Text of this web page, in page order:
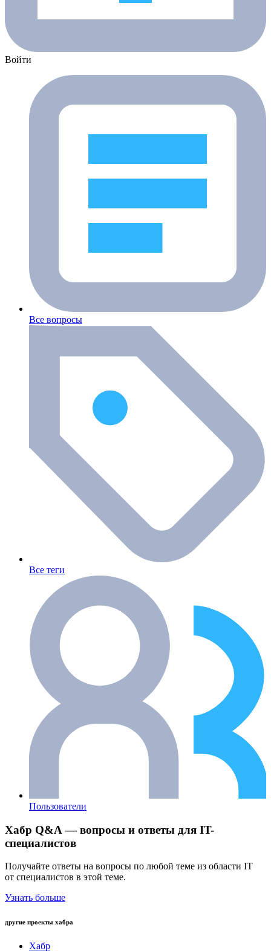
Войти
Все вопросы
Все теги
Пользователи
Хабр Q&A — вопросы и ответы для IT-
специалистов
Получайте ответы на вопросы по любой теме из области IT
от специалистов в этой теме.
Узнать больше
другие проекты хабра
Хабр